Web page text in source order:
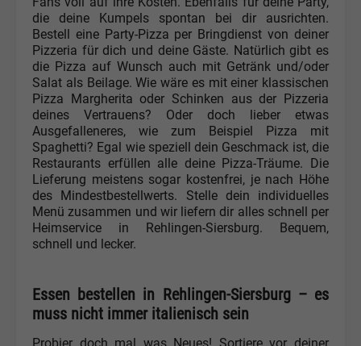
die deine Kumpels spontan bei dir ausrichten.
Bestell eine Party-Pizza per Bringdienst von deiner
Pizzeria für dich und deine Gäste. Natürlich gibt es
die Pizza auf Wunsch auch mit Getränk und/oder
Salat als Beilage. Wie wäre es mit einer klassischen
Pizza Margherita oder Schinken aus der Pizzeria
deines Vertrauens? Oder doch lieber etwas
Ausgefalleneres, wie zum Beispiel Pizza mit
Spaghetti? Egal wie speziell dein Geschmack ist, die
Restaurants erfüllen alle deine Pizza-Träume. Die
Lieferung meistens sogar kostenfrei, je nach Höhe
des Mindestbestellwerts. Stelle dein individuelles
Menü zusammen und wir liefern dir alles schnell per
Heimservice in Rehlingen-Siersburg. Bequem,
schnell und lecker.
Essen bestellen in Rehlingen-Siersburg – es
muss nicht immer italienisch sein